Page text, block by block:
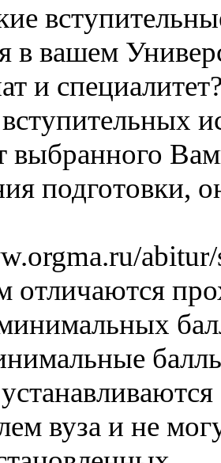
в вашем
и
выбранного
подготовки,
отличаются
вуза и не